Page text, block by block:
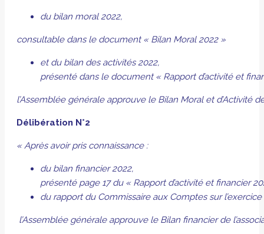
du bilan moral 2022,
consultable dans le document « Bilan Moral 2022 »
et du bilan des activités 2022,
présenté dans le document « Rapport d’activité et
l’Assemblée générale approuve le Bilan Moral et d’Activité
Délibération N°2
« Après avoir pris connaissance :
du bilan financier 2022,
présenté page 17 du « Rapport d’activité et financier
du rapport du Commissaire aux Comptes sur l’exercice
l’Assemblée générale approuve le Bilan financier de